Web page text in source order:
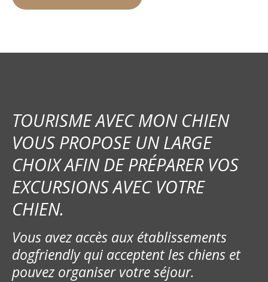
TOURISME AVEC MON CHIEN
VOUS PROPOSE UN LARGE
CHOIX AFIN DE PRÉPARER VOS
EXCURSIONS AVEC VOTRE
CHIEN.
Vous avez accès aux établissements
dogfriendly qui acceptent les chiens et
pouvez organiser votre séjour.